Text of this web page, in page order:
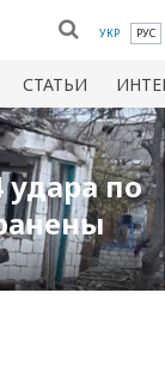
УКР РУС
СТАТЬИ
по